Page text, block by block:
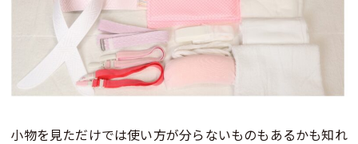
小物を見ただけでは使い方が分らないものもあるかも知れ